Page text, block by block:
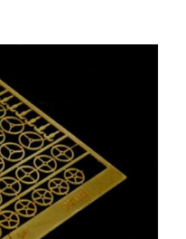
/ DETALLES